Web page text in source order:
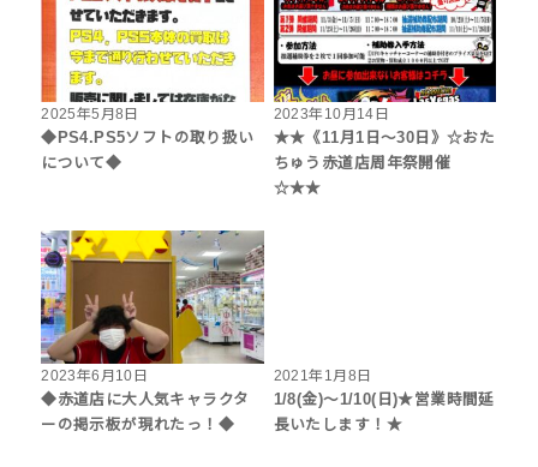
2025年5月8日
◆PS4.PS5ソフトの取り扱い
について◆
2023年10月14日
★★《11月1日～30日》☆おた
ちゅう赤道店周年祭開催
☆★★
2023年6月10日
◆赤道店に大人気キャラクタ
ーの掲示板が現れたっ！◆
2021年1月8日
1/8(金)～1/10(日)★営業時間延
長いたします！★